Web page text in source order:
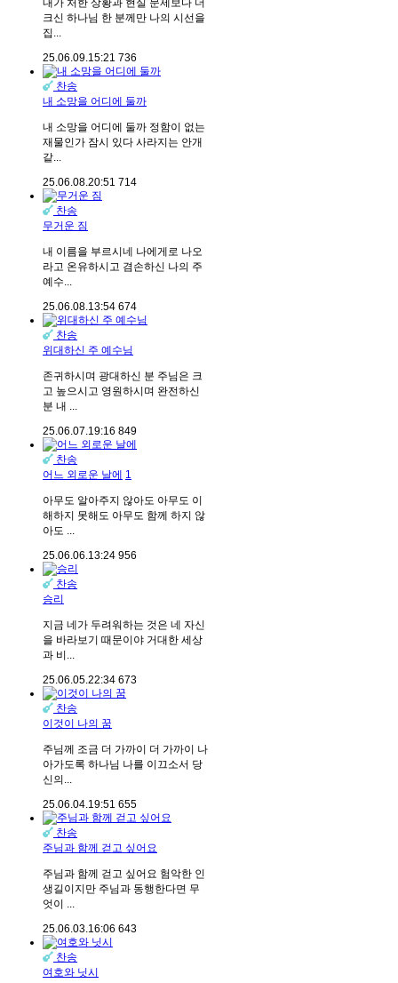
내가 처한 상황과 현실 문제보다 더
크신 하나님 한 분께만 나의 시선을
집...
25.06.09.15:21 736
찬송
내 소망을 어디에 둘까
내 소망을 어디에 둘까 정함이 없는
재물인가 잠시 있다 사라지는 안개
같...
25.06.08.20:51 714
찬송
무거운 짐
내 이름을 부르시네 나에게로 나오
라고 온유하시고 겸손하신 나의 주
예수...
25.06.08.13:54 674
찬송
위대하신 주 예수님
존귀하시며 광대하신 분 주님은 크
고 높으시고 영원하시며 완전하신
분 내 ...
25.06.07.19:16 849
찬송
어느 외로운 날에 1
아무도 알아주지 않아도 아무도 이
해하지 못해도 아무도 함께 하지 않
아도 ...
25.06.06.13:24 956
찬송
승리
지금 네가 두려워하는 것은 네 자신
을 바라보기 때문이야 거대한 세상
과 비...
25.06.05.22:34 673
찬송
이것이 나의 꿈
주님께 조금 더 가까이 더 가까이 나
아가도록 하나님 나를 이끄소서 당
신의...
25.06.04.19:51 655
찬송
주님과 함께 걷고 싶어요
주님과 함께 걷고 싶어요 험악한 인
생길이지만 주님과 동행한다면 무
엇이 ...
25.06.03.16:06 643
찬송
여호와 닛시